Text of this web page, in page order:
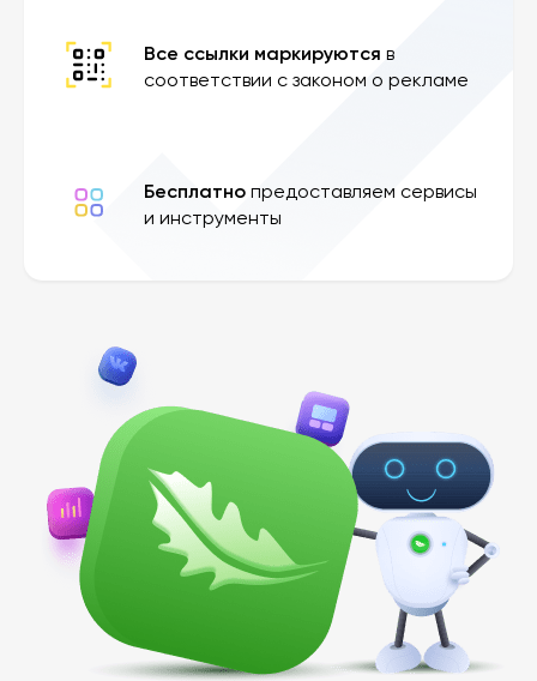
Все ссылки маркируются в
соответствии с законом о рекламе
Бесплатно предоставляем сервисы
и инструменты